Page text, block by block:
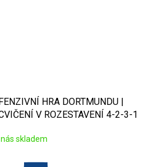
HRA DORTMUNDU |
V ROZESTAVENÍ 4-2-3-1
nás skladem